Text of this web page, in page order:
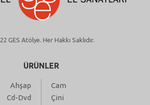
GES Atölye. Her Hakkı Saklıdır.
ÜRÜNLER
Ahşap
Cam
Cd-Dvd
Çini